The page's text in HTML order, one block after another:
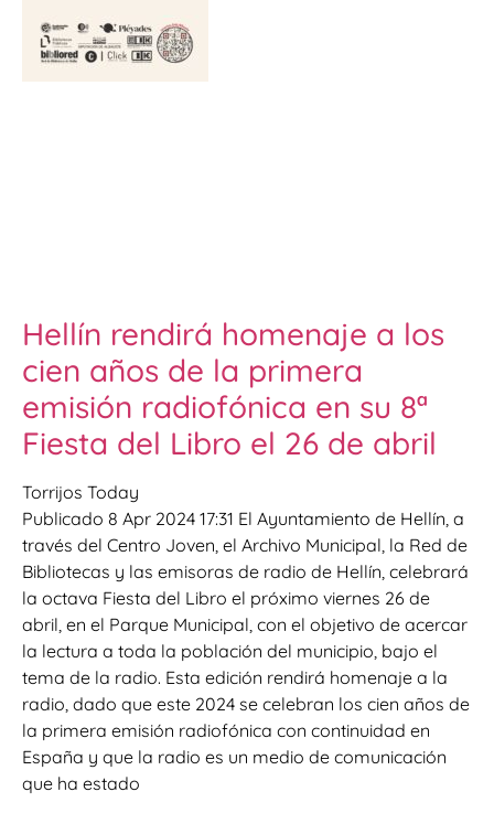
Hellín rendirá homenaje a los
cien años de la primera
emisión radiofónica en su 8ª
Fiesta del Libro el 26 de abril
Torrijos Today
Publicado 8 Apr 2024 17:31 El Ayuntamiento de Hellín, a
través del Centro Joven, el Archivo Municipal, la Red de
Bibliotecas y las emisoras de radio de Hellín, celebrará
la octava Fiesta del Libro el próximo viernes 26 de
abril, en el Parque Municipal, con el objetivo de acercar
la lectura a toda la población del municipio, bajo el
tema de la radio. Esta edición rendirá homenaje a la
radio, dado que este 2024 se celebran los cien años de
la primera emisión radiofónica con continuidad en
España y que la radio es un medio de comunicación
que ha estado